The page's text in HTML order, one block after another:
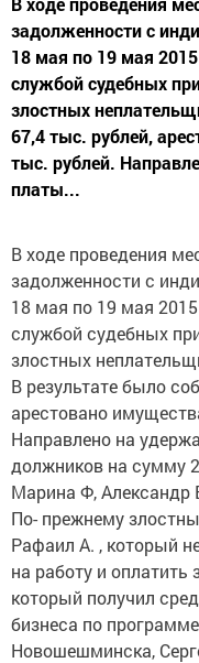
задолженности с
18 мая по 19 мая
службой судебных
злостных
67,4 тыс. рублей,
тыс. рублей.
платы...
В ходе проведения
задолженности с
18 мая по 19 мая
службой судебных
злостных
В результате было
арестовано
Направлено на
должников на сумму
Марина Ф, Александр
По- прежнему
Рафаил А. , который
на работу и
который получил
бизнеса по
Новошешминска,